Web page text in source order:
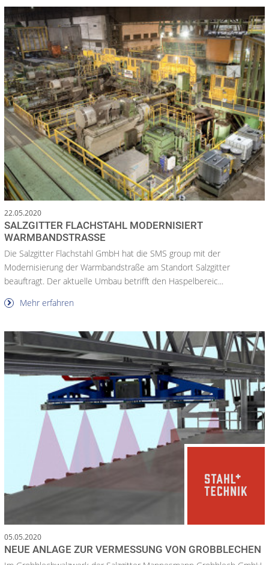
22.05.2020
SALZGITTER FLACHSTAHL MODERNISIERT
WARMBANDSTRASSE
Die Salzgitter Flachstahl GmbH hat die SMS group mit der
Modernisierung der Warmbandstraße am Standort Salzgitter
beauftragt. Der aktuelle Umbau betrifft den Haspelbereic...
Mehr erfahren
05.05.2020
NEUE ANLAGE ZUR VERMESSUNG VON GROBBLECHEN